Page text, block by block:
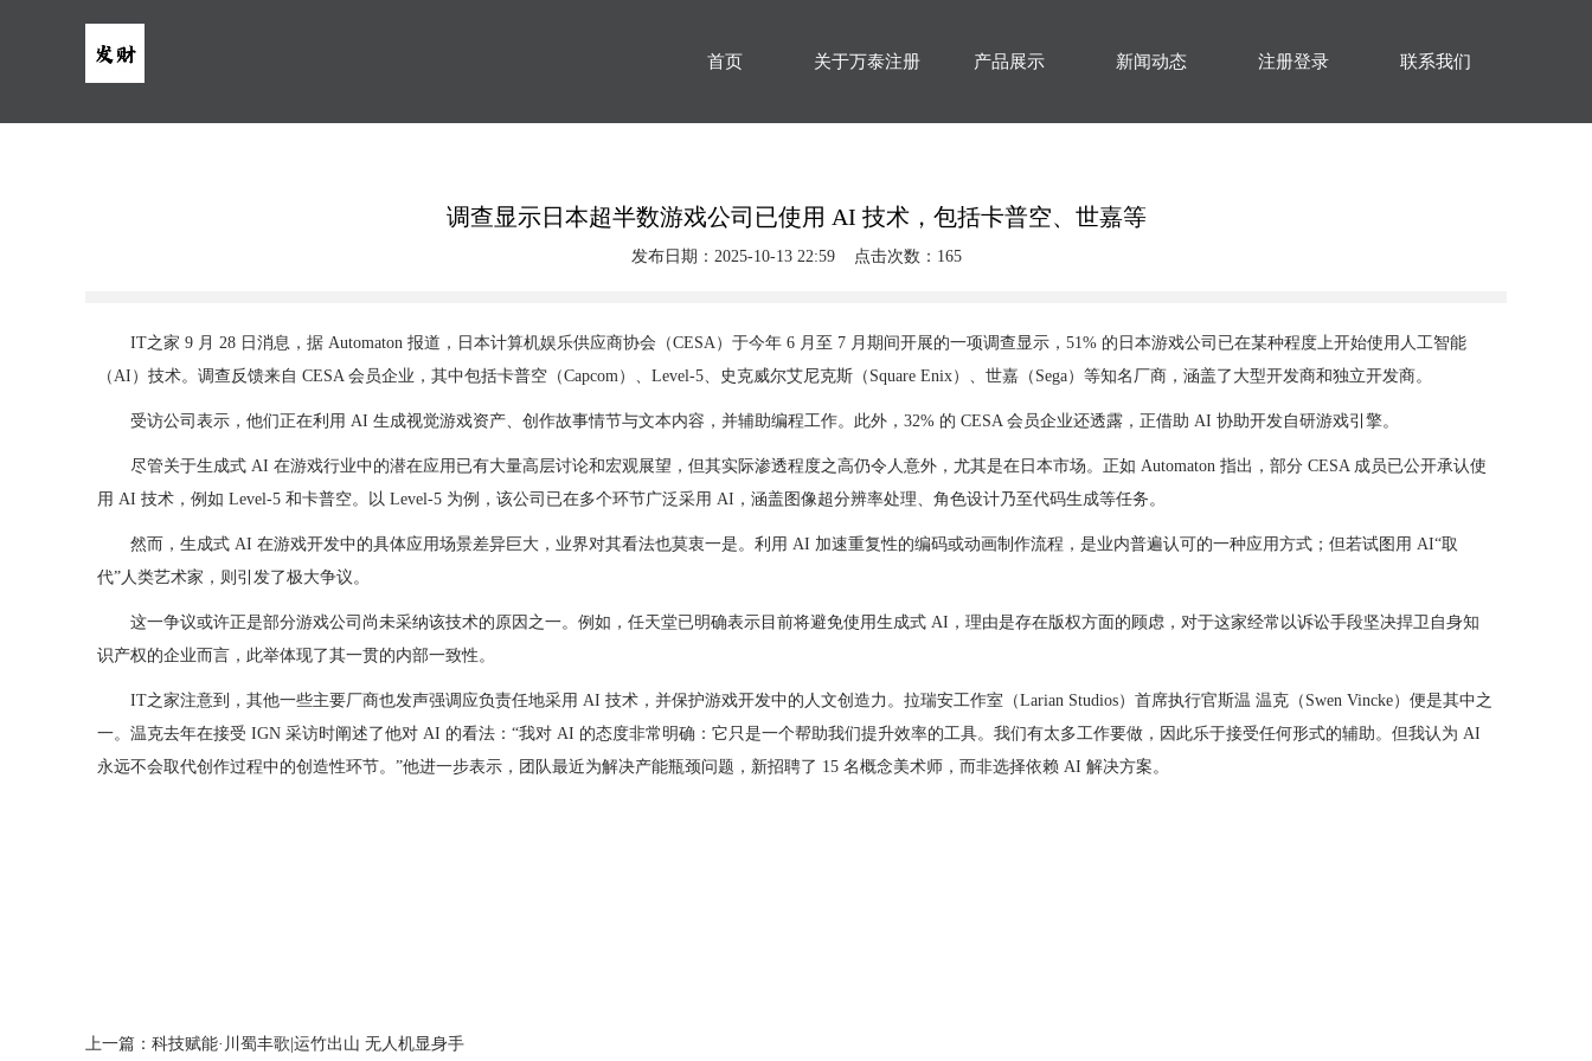
首页 关于万泰注册 产品展示 新闻动态 注册登录 联系我们
调查显示日本超半数游戏公司已使用 AI 技术，包括卡普空、世嘉等
发布日期：2025-10-13 22:59 点击次数：165
IT之家 9 月 28 日消息，据 Automaton 报道，日本计算机娱乐供应商协会（CESA）于今年 6 月至 7 月期间开展的一项调查显示，51% 的日本游戏公司已在某种程度上开始使用人工智能
（AI）技术。调查反馈来自 CESA 会员企业，其中包括卡普空（Capcom）、Level-5、史克威尔艾尼克斯（Square Enix）、世嘉（Sega）等知名厂商，涵盖了大型开发商和独立开发商。
受访公司表示，他们正在利用 AI 生成视觉游戏资产、创作故事情节与文本内容，并辅助编程工作。此外，32% 的 CESA 会员企业还透露，正借助 AI 协助开发自研游戏引擎。
尽管关于生成式 AI 在游戏行业中的潜在应用已有大量高层讨论和宏观展望，但其实际渗透程度之高仍令人意外，尤其是在日本市场。正如 Automaton 指出，部分 CESA 成员已公开承认使
用 AI 技术，例如 Level-5 和卡普空。以 Level-5 为例，该公司已在多个环节广泛采用 AI，涵盖图像超分辨率处理、角色设计乃至代码生成等任务。
然而，生成式 AI 在游戏开发中的具体应用场景差异巨大，业界对其看法也莫衷一是。利用 AI 加速重复性的编码或动画制作流程，是业内普遍认可的一种应用方式；但若试图用 AI“取
代”人类艺术家，则引发了极大争议。
这一争议或许正是部分游戏公司尚未采纳该技术的原因之一。例如，任天堂已明确表示目前将避免使用生成式 AI，理由是存在版权方面的顾虑，对于这家经常以诉讼手段坚决捍卫自身知
识产权的企业而言，此举体现了其一贯的内部一致性。
IT之家注意到，其他一些主要厂商也发声强调应负责任地采用 AI 技术，并保护游戏开发中的人文创造力。拉瑞安工作室（Larian Studios）首席执行官斯温 温克（Swen Vincke）便是其中之
一。温克去年在接受 IGN 采访时阐述了他对 AI 的看法：“我对 AI 的态度非常明确：它只是一个帮助我们提升效率的工具。我们有太多工作要做，因此乐于接受任何形式的辅助。但我认为 AI
永远不会取代创作过程中的创造性环节。”他进一步表示，团队最近为解决产能瓶颈问题，新招聘了 15 名概念美术师，而非选择依赖 AI 解决方案。
上一篇： 科技赋能·川蜀丰歌|运竹出山 无人机显身手